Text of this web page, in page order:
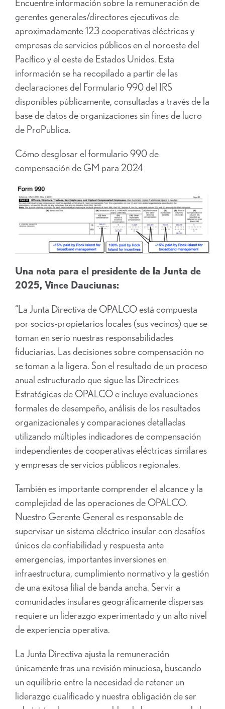
gerentes generales/directores ejecutivos de
aproximadamente 123 cooperativas eléctricas y
empresas de servicios públicos en el noroeste del
Pacífico y el oeste de Estados Unidos. Esta
información se ha recopilado a partir de las
declaraciones del Formulario 990 del IRS
disponibles públicamente, consultadas a través de la
base de datos de organizaciones sin fines de lucro
de ProPublica.
Cómo desglosar el formulario 990 de
compensación de GM para 2024
Una nota para el presidente de la Junta de
2025, Vince Dauciunas:
“La Junta Directiva de OPALCO está compuesta
por socios-propietarios locales (sus vecinos) que se
toman en serio nuestras responsabilidades
fiduciarias. Las decisiones sobre compensación no
se toman a la ligera. Son el resultado de un proceso
anual estructurado que sigue las Directrices
Estratégicas de OPALCO e incluye evaluaciones
formales de desempeño, análisis de los resultados
organizacionales y comparaciones detalladas
utilizando múltiples indicadores de compensación
independientes de cooperativas eléctricas similares
y empresas de servicios públicos regionales.
También es importante comprender el alcance y la
complejidad de las operaciones de OPALCO.
Nuestro Gerente General es responsable de
supervisar un sistema eléctrico insular con desafíos
únicos de confiabilidad y respuesta ante
emergencias, importantes inversiones en
infraestructura, cumplimiento normativo y la gestión
de una exitosa filial de banda ancha. Servir a
comunidades insulares geográficamente dispersas
requiere un liderazgo experimentado y un alto nivel
de experiencia operativa.
La Junta Directiva ajusta la remuneración
únicamente tras una revisión minuciosa, buscando
un equilibrio entre la necesidad de retener un
liderazgo cualificado y nuestra obligación de ser